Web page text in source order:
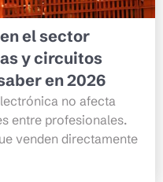
el sector
y circuitos
en 2026
no afecta
entre profesionales.
venden directamente